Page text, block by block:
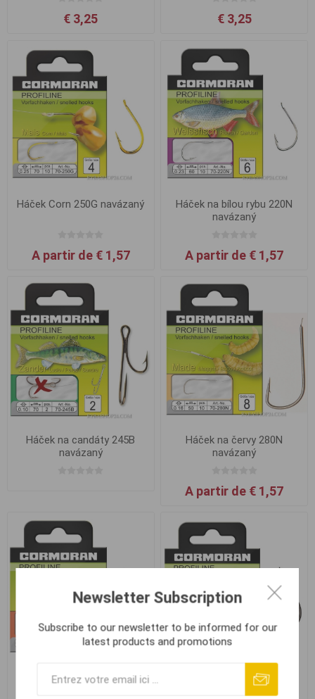
€ 3,25 € 3,25
Háček Corn 250G navázaný
A partir de € 1,57
Háček na bílou rybu 220N
navázaný
A partir de € 1,57
Háček na candáty 245B
navázaný
Háček na červy 280N
navázaný
A partir de € 1,57
Háček na kapry 210G
Háček na kapry 211S
navázaný
Newsletter Subscription
Subscribe to our newsletter to be informed for our
latest products and promotions